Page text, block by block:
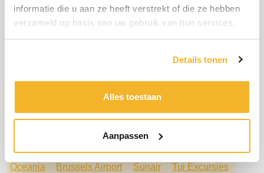
informatie die u aan ze heeft verstrekt of die ze hebben
verzameld op basis van uw gebruik van hun services.
Details tonen
Alles toestaan
Aanpassen
met een onvergetelijke cruise met Holland America Line!
Holland America Line!
Jamiaca
Mein Schiff
Individueel of als groepsexcursiereis
met Holland America Line
Ontdek de verborgen parels
Qatar: Het verborgen juweel van het Arabisch
De Rhätische Bahn is een spoorlijn die de Alpen op een
spectaculaire manier doorkruist.
Oceania
Brussels Airport Sunair
Tui Excursies